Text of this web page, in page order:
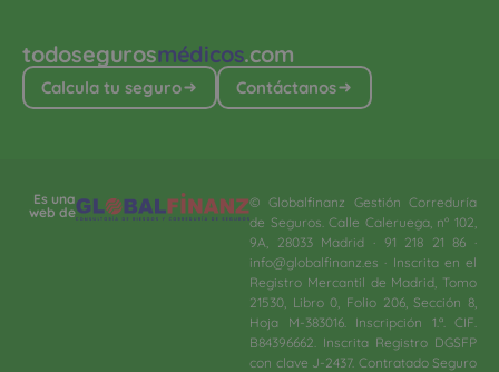
todosegurosmédicos.com
Calcula tu seguro Contáctanos
Es una
web de
© Globalfinanz Gestión Correduría
de Seguros. Calle Caleruega, nº 102,
9A, 28033 Madrid · 91 218 21 86 ·
info@globalfinanz.es · Inscrita en el
Registro Mercantil de Madrid, Tomo
21530, Libro 0, Folio 206, Sección 8,
Hoja M-383016. Inscripción 1.ª. CIF.
B84396662. Inscrita Registro DGSFP
con clave J-2437. Contratado Seguro